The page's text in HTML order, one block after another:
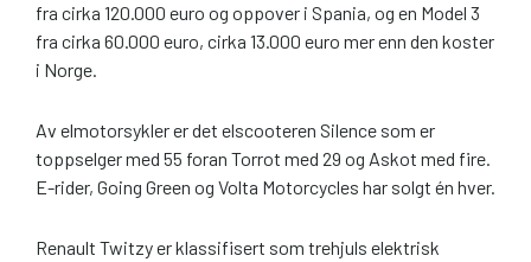
fra cirka 120.000 euro og oppover i Spania, og en Model 3
fra cirka 60.000 euro, cirka 13.000 euro mer enn den koster
i Norge.
Av elmotorsykler er det elscooteren Silence som er
toppselger med 55 foran Torrot med 29 og Askot med fire.
E-rider, Going Green og Volta Motorcycles har solgt én hver.
Renault Twitzy er klassifisert som trehjuls elektrisk